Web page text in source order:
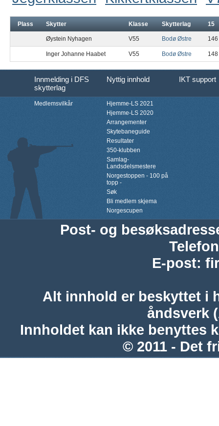
Plass Skytter Klasse Skytterlag 15
Øystein Nyhagen V55 Bodø Østre 146
Inger Johanne Haabet V55 Bodø Østre 148
Innmelding i DFS
skytterlag
Nyttig innhold IKT support
Medlemsvilkår
Hjemme-LS 2021
Hjemme-LS 2020
Arrangementer
Skytebaneguide
Resultater
350-klubben
Samlag-
Landsdelsmestere
Norgestoppen - 100 på
topp -
Søk
Bli medlem skjema
Norgescupen
Post- og
Telefon
E-post:
Alt innhold er beskyttet i
åndsverk
Innholdet kan ikke benyttes
© 2011 - Det